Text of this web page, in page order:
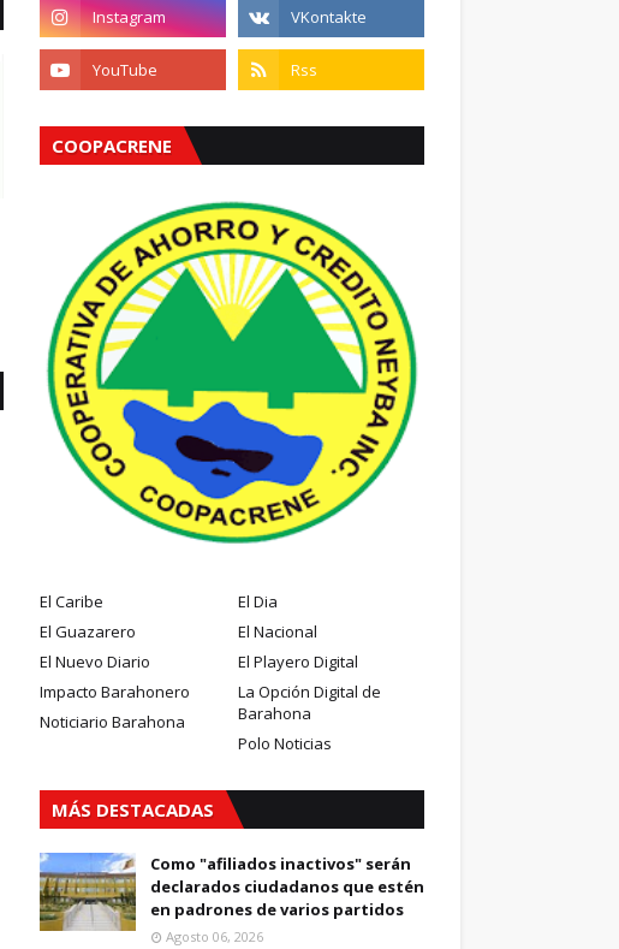
COOPACRENE
El Caribe
El Dia
El Guazarero
El Nacional
El Nuevo Diario
El Playero Digital
Impacto Barahonero
La Opción Digital de
Barahona
Noticiario Barahona
Polo Noticias
MÁS DESTACADAS
Como "afiliados inactivos" serán
declarados ciudadanos que estén
en padrones de varios partidos
Agosto 06, 2026